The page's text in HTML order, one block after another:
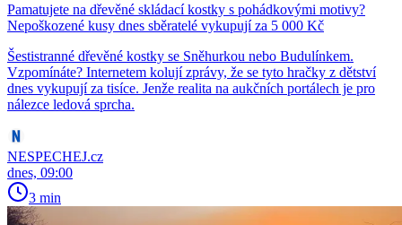
Pamatujete na dřevěné skládací kostky s pohádkovými motivy?
Nepoškozené kusy dnes sběratelé vykupují za 5 000 Kč
Šestistranné dřevěné kostky se Sněhurkou nebo Budulínkem.
Vzpomínáte? Internetem kolují zprávy, že se tyto hračky z dětství
dnes vykupují za tisíce. Jenže realita na aukčních portálech je pro
nálezce ledová sprcha.
NESPECHEJ.cz
dnes, 09:00
3 min